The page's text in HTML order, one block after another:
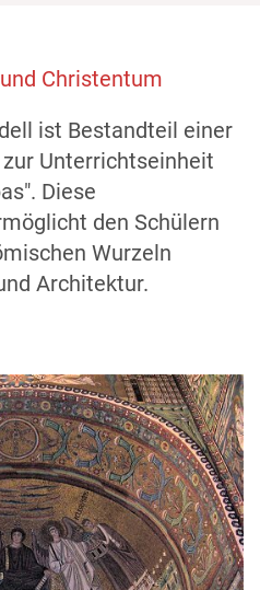
Christentum
ist Bestandteil einer
Unterrichtseinheit
Diese
den Schülern
Wurzeln
Architektur.